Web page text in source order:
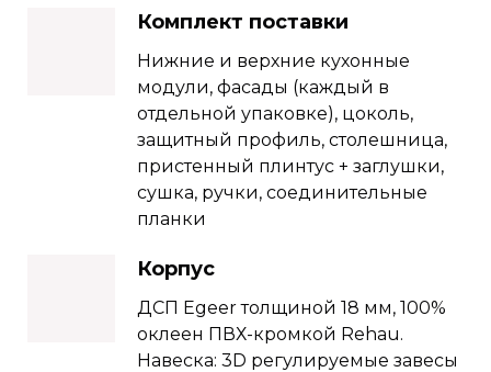
Комплект поставки
Нижние и верхние кухонные
модули, фасады (каждый в
отдельной упаковке), цоколь,
защитный профиль, столешница,
пристенный плинтус + заглушки,
сушка, ручки, соединительные
планки
Корпус
ДСП Еgeer толщиной 18 мм, 100%
оклеен ПВХ-кромкой Rehau.
Навеска: 3D регулируемые завесы